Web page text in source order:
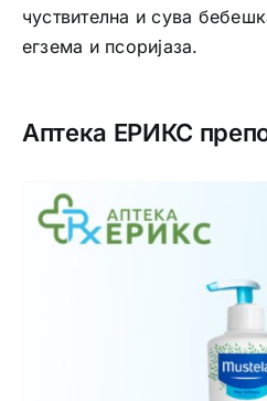
чуствителна и сува
егзема и псоријаза.
Аптека ЕРИКС